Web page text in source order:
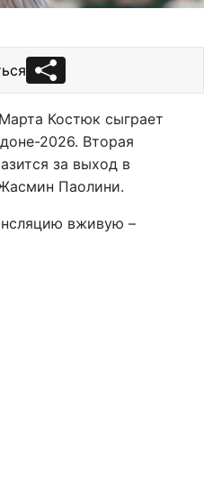
Костюк сыграет
2026. Вторая
за выход в
Паолини.
вживую –